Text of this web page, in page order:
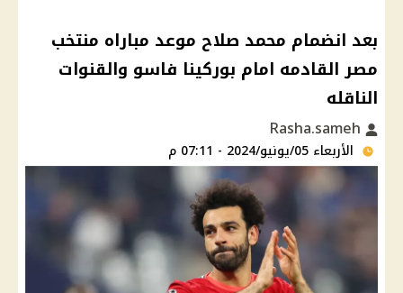
بعد انضمام محمد صلاح موعد مباراه منتخب
مصر القادمه امام بوركينا فاسو والقنوات
الناقله
الأربعاء 05/يونيو/2024 - 07:11 م